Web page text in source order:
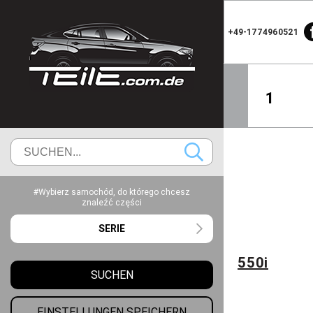
+49-1774960521
1
#Wybierz samochód, do którego chcesz
znaleźć części
SERIE
SUCHEN
550i